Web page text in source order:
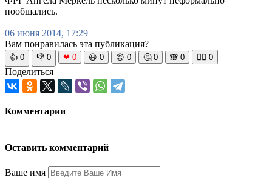
пообщались.
06 июня 2014, 17:29
Вам понравилась эта публикация?
👍 0 👎 0 ❤ 0 😆 0 😡 0 🤔 0 🙈 0 🧘‍♀️ 0
Поделиться
Комментарии
Оставить комментарий
Ваше имя